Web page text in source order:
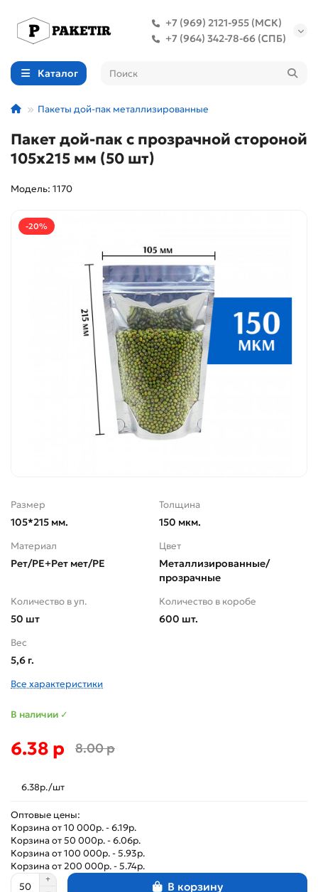
+7 (969) 2121-955 (МСК)
+7 (964) 342-78-66 (СПБ)
Каталог
Пакеты дой-пак металлизированные
Пакет дой-пак с прозрачной стороной
105х215 мм (50 шт)
Модель: 1170
-20%
Размер
105*215 мм.
Толщина
150 мкм.
Материал
Рет/РЕ+Рет мет/РЕ
Цвет
Металлизированные/
прозрачные
Количество в уп.
50 шт
Количество в коробе
600 шт.
Вес
5,6 г.
Все характеристики
В наличии ✓
6.38 р 8.00 р
6.38р./шт
Оптовые цены:
Корзина от 10 000р. - 6.19р.
Корзина от 50 000р. - 6.06р.
Корзина от 100 000р. - 5.93р.
Корзина от 200 000р. - 5.74р.
В корзину